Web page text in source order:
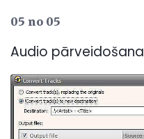
05 no 05
Audio pārveidošana